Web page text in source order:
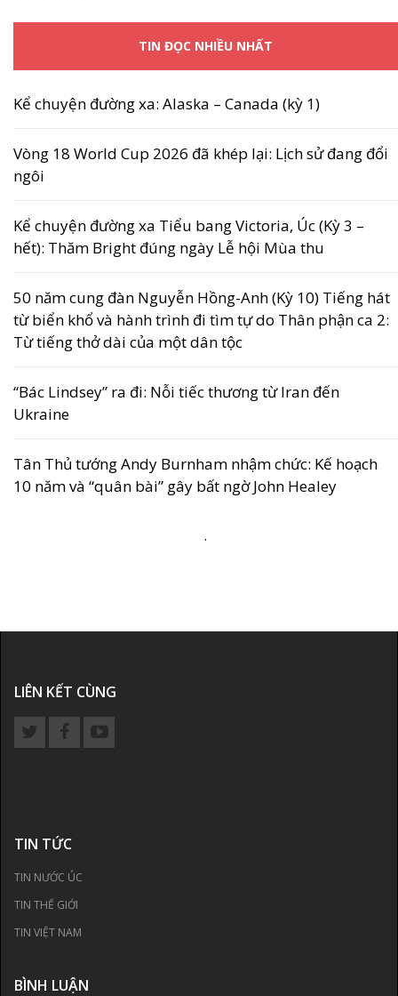
TIN ĐỌC NHIỀU NHẤT
Kể chuyện đường xa: Alaska – Canada (kỳ 1)
Vòng 18 World Cup 2026 đã khép lại: Lịch sử đang đổi
ngôi
Kể chuyện đường xa Tiểu bang Victoria, Úc (Kỳ 3 –
hết): Thăm Bright đúng ngày Lễ hội Mùa thu
50 năm cung đàn Nguyễn Hồng-Anh (Kỳ 10) Tiếng hát
từ biển khổ và hành trình đi tìm tự do Thân phận ca 2:
Từ tiếng thở dài của một dân tộc
“Bác Lindsey” ra đi: Nỗi tiếc thương từ Iran đến
Ukraine
Tân Thủ tướng Andy Burnham nhậm chức: Kế hoạch
10 năm và “quân bài” gây bất ngờ John Healey
.
LIÊN KẾT CÙNG
TIN TỨC
TIN NƯỚC ÚC
TIN THẾ GIỚI
TIN VIỆT NAM
BÌNH LUẬN